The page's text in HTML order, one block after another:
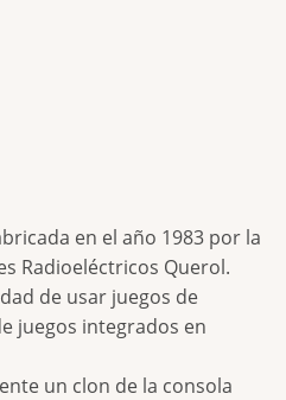
en el año 1983 por la
Radioeléctricos Querol.
de usar juegos de
juegos integrados en
un clon de la consola